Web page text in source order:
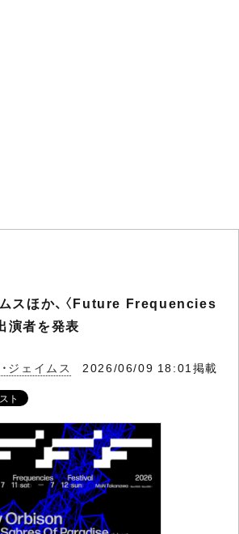
ムスほか、〈Future Frequencies
演者を発表
ジェイムス 2026/06/09 18:01掲載